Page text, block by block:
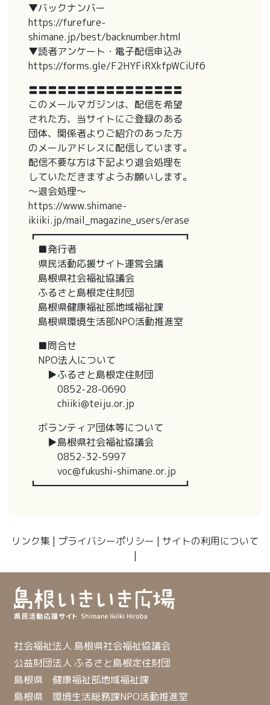
▼バックナンバー
https://furefure-
shimane.jp/best/backnumber.html
▼読者アンケート・電子配信申込み
https://forms.gle/F2HYFiRXkfpWCiUf6
〓〓〓〓〓〓〓〓〓〓〓〓〓〓〓〓
このメールマガジンは、配信を希望
された方、当サイトにご登録のある
団体、関係者よりご紹介のあった方
のメールアドレスに配信しています。
配信不要な方は下記より退会処理を
していただきますようお願いします。
～退会処理～
https://www.shimane-
ikiiki.jp/mail_magazine_users/erase
┏━━━━━━━━━━━━━━━┓
■発行者
県民活動応援サイト運営会議
島根県社会福祉協議会
ふるさと島根定住財団
島根県健康福祉部地域福祉課
島根県環境生活部NPO活動推進室
■問合せ
NPO法人について
▶ふるさと島根定住財団
0852-28-0690
chiiki@teiju.or.jp
ボランティア団体等について
▶島根県社会福祉協議会
0852-32-5997
voc@fukushi-shimane.or.jp
┗━━━━━━━━━━━━━━━┛
リンク集 | プライバシーポリシー | サイトの利用について
|
社会福祉法人 島根県社会福祉協議会
公益財団法人 ふるさと島根定住財団
島根県 健康福祉部地域福祉課
島根県 環境生活総務課NPO活動推進室